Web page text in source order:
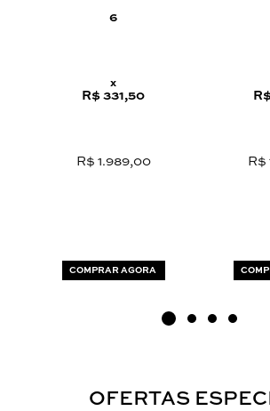
6
x
R$ 331,50
R$ 1.989,00
COMPRAR AGORA
R$
OFERTAS